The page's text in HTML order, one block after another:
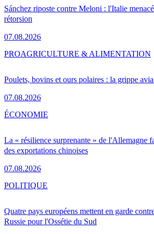
Sánchez riposte contre Meloni : l'Italie
rétorsion
07.08.2026
Poulets, bovins et ours polaires : la grippe
07.08.2026
PROAGRICULTURE & ALIMENTATION
La « résilience surprenante » de l'Allemagne
des exportations chinoises
07.08.2026
ÉCONOMIE
Quatre pays européens mettent en garde
Russie pour l'Ossétie du Sud
POLITIQUE